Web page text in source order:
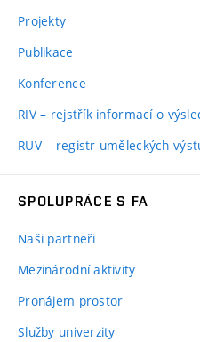
Projekty
Publikace
Konference
RIV – rejstřík informací o
RUV – registr uměleckých
SPOLUPRÁCE S FA
Naši partneři
Mezinárodní aktivity
Pronájem prostor
Služby univerzity